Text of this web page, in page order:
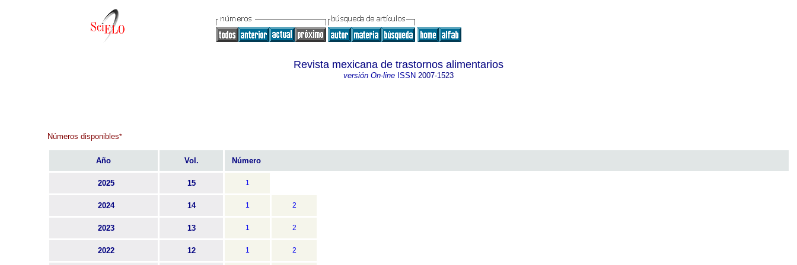
Revista mexicana de trastornos alimentarios
versión On-line ISSN 2007-1523
Números disponibles*
Año Vol. Número
2025 15 1
2024 14 1 2
2023 13 1 2
2022 12 1 2